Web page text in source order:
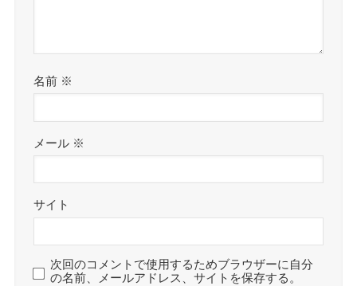
名前 ※
メール ※
サイト
次回のコメントで使用するためブラウザーに自分
の名前、メールアドレス、サイトを保存する。